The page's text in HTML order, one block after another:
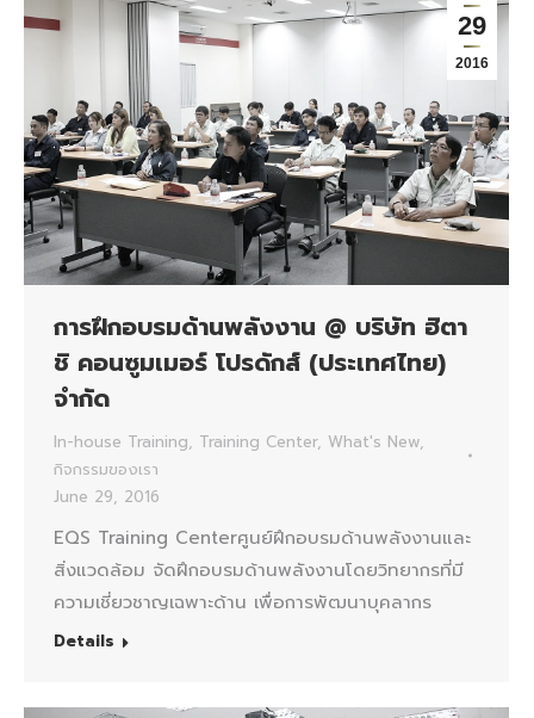
29
2016
การฝึกอบรมด้านพลังงาน @ บริษัท ฮิตา
ชิ คอนซูมเมอร์ โปรดักส์ (ประเทศไทย)
จำกัด
In-house Training, Training Center, What's New,
กิจกรรมของเรา
June 29, 2016
EQS Training Centerศูนย์ฝึกอบรมด้านพลังงานและ
สิ่งแวดล้อม จัดฝึกอบรมด้านพลังงานโดยวิทยากรที่มี
ความเชี่ยวชาญเฉพาะด้าน เพื่อการพัฒนาบุคลากร
Details